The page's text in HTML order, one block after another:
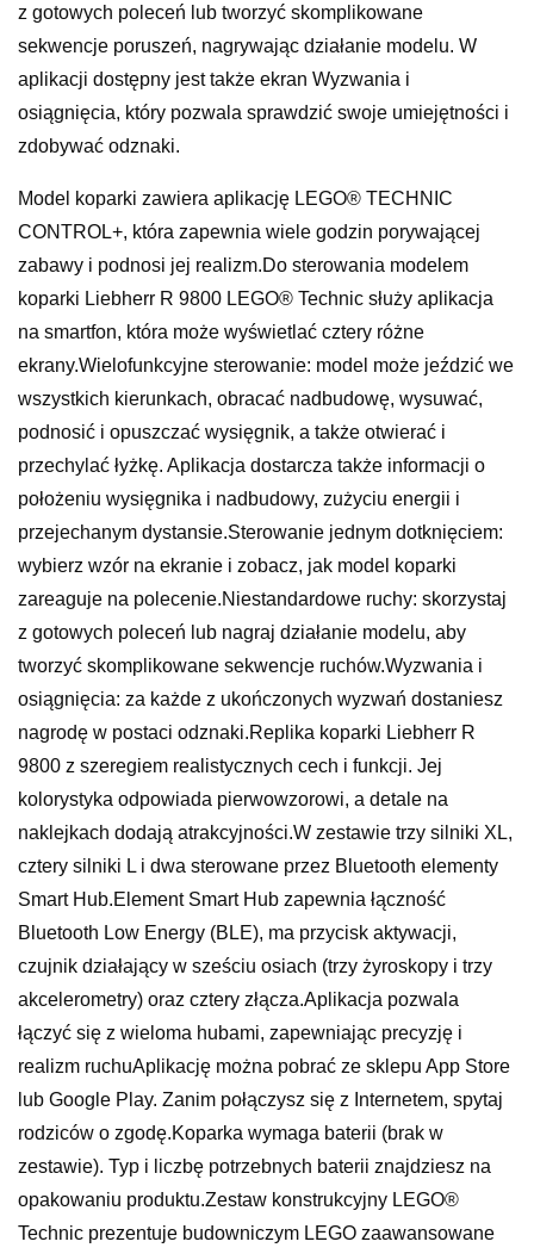
z gotowych poleceń lub tworzyć skomplikowane
sekwencje poruszeń, nagrywając działanie modelu. W
aplikacji dostępny jest także ekran Wyzwania i
osiągnięcia, który pozwala sprawdzić swoje umiejętności i
zdobywać odznaki.
Model koparki zawiera aplikację LEGO® TECHNIC
CONTROL+, która zapewnia wiele godzin porywającej
zabawy i podnosi jej realizm.Do sterowania modelem
koparki Liebherr R 9800 LEGO® Technic służy aplikacja
na smartfon, która może wyświetlać cztery różne
ekrany.Wielofunkcyjne sterowanie: model może jeździć we
wszystkich kierunkach, obracać nadbudowę, wysuwać,
podnosić i opuszczać wysięgnik, a także otwierać i
przechylać łyżkę. Aplikacja dostarcza także informacji o
położeniu wysięgnika i nadbudowy, zużyciu energii i
przejechanym dystansie.Sterowanie jednym dotknięciem:
wybierz wzór na ekranie i zobacz, jak model koparki
zareaguje na polecenie.Niestandardowe ruchy: skorzystaj
z gotowych poleceń lub nagraj działanie modelu, aby
tworzyć skomplikowane sekwencje ruchów.Wyzwania i
osiągnięcia: za każde z ukończonych wyzwań dostaniesz
nagrodę w postaci odznaki.Replika koparki Liebherr R
9800 z szeregiem realistycznych cech i funkcji. Jej
kolorystyka odpowiada pierwowzorowi, a detale na
naklejkach dodają atrakcyjności.W zestawie trzy silniki XL,
cztery silniki L i dwa sterowane przez Bluetooth elementy
Smart Hub.Element Smart Hub zapewnia łączność
Bluetooth Low Energy (BLE), ma przycisk aktywacji,
czujnik działający w sześciu osiach (trzy żyroskopy i trzy
akcelerometry) oraz cztery złącza.Aplikacja pozwala
łączyć się z wieloma hubami, zapewniając precyzję i
realizm ruchuAplikację można pobrać ze sklepu App Store
lub Google Play. Zanim połączysz się z Internetem, spytaj
rodziców o zgodę.Koparka wymaga baterii (brak w
zestawie). Typ i liczbę potrzebnych baterii znajdziesz na
opakowaniu produktu.Zestaw konstrukcyjny LEGO®
Technic prezentuje budowniczym LEGO zaawansowane